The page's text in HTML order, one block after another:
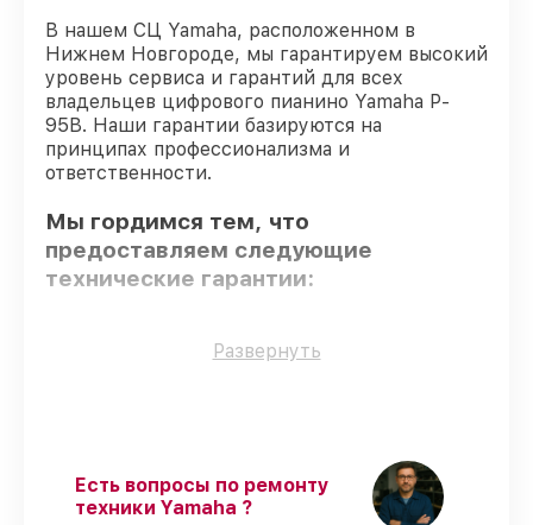
В нашем СЦ Yamaha, расположенном в
Нижнем Новгороде, мы гарантируем высокий
уровень сервиса и гарантий для всех
владельцев цифрового пианино Yamaha P-
95B. Наши гарантии базируются на
принципах профессионализма и
ответственности.
Мы гордимся тем, что
предоставляем следующие
технические гарантии:
Использование оригинальных
все работники проходят обязательное
обучение и ежегодную аттестацию, что
подтверждает их уровень мастерства.
Развернуть
Есть вопросы по ремонту
техники Yamaha ?